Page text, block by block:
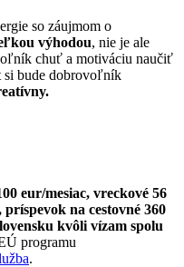
so záujmom o
výhodou, nie je ale
chuť a motiváciu naučiť
si bude dobrovoľník
eur/mesiac, vreckové 56
na cestovné 360
kvôli vízam spolu
programu
.